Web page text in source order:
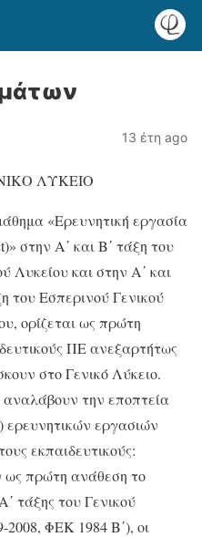
13 έτη ago
ΛΥΚΕΙΟ
«Ερευνητική εργασία
στην Α΄ και Β΄ τάξη του
Λυκείου και στην Α΄ και
του Εσπερινού Γενικού
ορίζεται ως πρώτη
ΠΕ ανεξαρτήτως
στο Γενικό Λύκειο.
αναλάβουν την εποπτεία
ερευνητικών εργασιών
εκπαιδευτικούς:
ως πρώτη ανάθεση το
τάξης του Γενικού
2008, ΦΕΚ 1984 Β΄), οι